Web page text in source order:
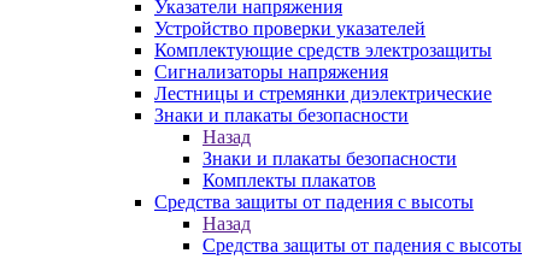
Указатели напряжения
Устройство проверки указателей
Комплектующие средств электрозащиты
Сигнализаторы напряжения
Лестницы и стремянки диэлектрические
Знаки и плакаты безопасности
Назад
Знаки и плакаты безопасности
Комплекты плакатов
Средства защиты от падения с высоты
Назад
Средства защиты от падения с высоты